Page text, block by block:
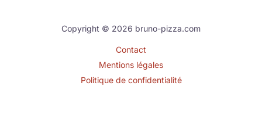
Copyright © 2026 bruno-pizza.com
Contact
Mentions légales
Politique de confidentialité